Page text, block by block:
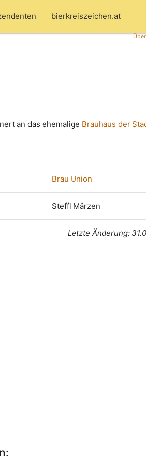
bierkreiszeichen.at
an das ehemalige Brauhaus der
Brau Union
Steffl Märzen
Letzte Änderung: